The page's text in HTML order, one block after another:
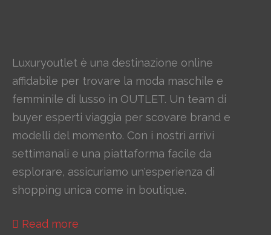
Luxuryoutlet è una destinazione online
affidabile per trovare la moda maschile e
femminile di lusso in OUTLET. Un team di
buyer esperti viaggia per scovare brand e
modelli del momento. Con i nostri arrivi
settimanali e una piattaforma facile da
esplorare, assicuriamo un'esperienza di
shopping unica come in boutique.
Read more